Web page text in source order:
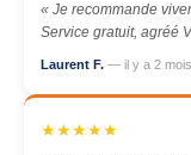
« Je recommande
Service gratuit, agréé
Laurent F. — il y a 2 mois
★★★★★